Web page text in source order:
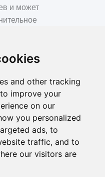
and other tracking
improve your
on our
you personalized
ads, to
traffic, and to
our visitors are
и может
поэтому не
из-за низкого
будет
можно
шкафчиках,
для оружия,
столах,